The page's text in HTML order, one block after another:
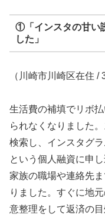
①「インスタの甘い
した」
（川崎市川崎区在住 /
生活費の補填でリボ
られなくなりました
検索し、インスタグ
という個人融資に申
家族の職場や連絡先
りました。すぐに地
意整理をして返済の